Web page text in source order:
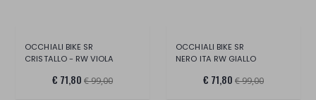
OCCHIALI BIKE SR
CRISTALLO - RW VIOLA
€ 71,80 € 99,00
OCCHIALI BIKE SR
NERO ITA RW GIALLO
€ 71,80 € 99,00